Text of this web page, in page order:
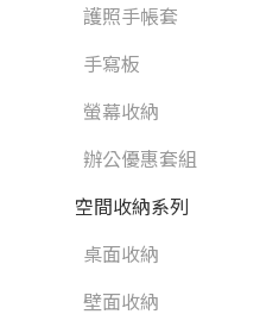
護照手帳套
手寫板
螢幕收納
辦公優惠套組
空間收納系列
桌面收納
壁面收納